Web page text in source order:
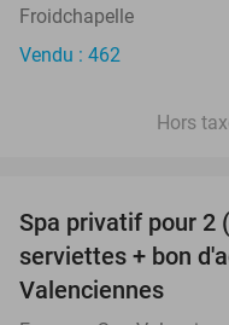
Froidchapelle
Vendu : 462
Hors
Spa privatif pour 2
serviettes + bon
Valenciennes